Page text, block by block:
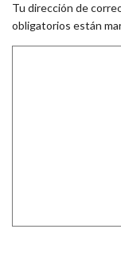
Tu dirección de
obligatorios están